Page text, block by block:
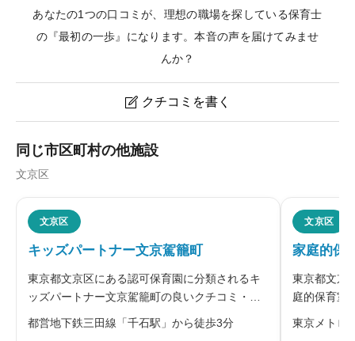
あなたの1つの口コミが、理想の職場を探している保育士
の『最初の一歩』になります。本音の声を届けてみませ
んか？
 クチコミを書く
こころの保育園文京西片のクチコミ・評判
ニックネーム 任意
※本名や誤解される名前の使用はご遠慮ください。
同じ市区町村の他施設
文京区
文京区
キッズパートナー文京駕籠町
東京都文京区にある認可保育園に分類されるキ
ッズパートナー文京駕籠町の良いクチコミ・悪
いクチコミを合わせて評判をご紹介します。
「キッズパートナー」を運営するケアパートナ
都営地下鉄三田線「千石駅」から徒歩3分
文京区
家庭的保
東京都文京
庭的保育室
いクチコミ
東京メトロ